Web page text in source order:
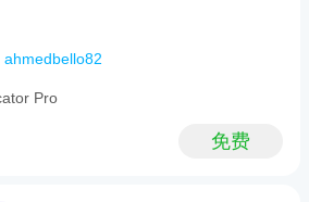
= true)
ahmedbello82
Pro
免费